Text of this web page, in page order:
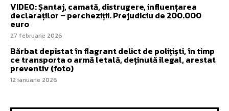
VIDEO: Șantaj, camată, distrugere, influențarea
declaraților – percheziții. Prejudiciu de 200.000
euro
27 februarie 2026
Bărbat depistat în flagrant delict de polițiști, în timp
ce transporta o armă letală, deținută ilegal, arestat
preventiv (foto)
12 ianuarie 2026